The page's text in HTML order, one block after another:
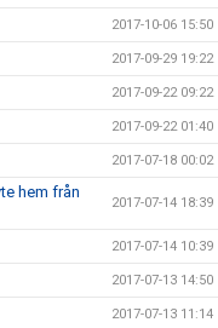
2017-10-06 15:50
2017-09-29 19:22
2017-09-22 09:22
2017-09-22 01:40
2017-07-18 00:02
hem från
2017-07-14 18:39
2017-07-14 10:39
2017-07-13 14:50
2017-07-13 11:14